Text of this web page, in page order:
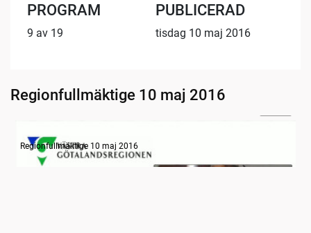
PROGRAM
9 av 19
PUBLICERAD
tisdag 10 maj 2016
Regionfullmäktige 10 maj 2016
Information om dagens ärenden
Regionfullmäktige 10 maj 2016